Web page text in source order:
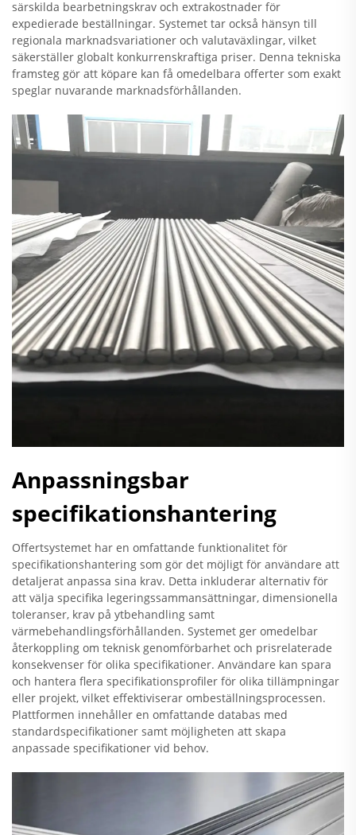
särskilda bearbetningskrav och extrakostnader för
expedierade beställningar. Systemet tar också hänsyn till
regionala marknadsvariationer och valutaväxlingar, vilket
säkerställer globalt konkurrenskraftiga priser. Denna tekniska
framsteg gör att köpare kan få omedelbara offerter som exakt
speglar nuvarande marknadsförhållanden.
Anpassningsbar
specifikationshantering
Offertsystemet har en omfattande funktionalitet för
specifikationshantering som gör det möjligt för användare att
detaljerat anpassa sina krav. Detta inkluderar alternativ för
att välja specifika legeringssammansättningar, dimensionella
toleranser, krav på ytbehandling samt
värmebehandlingsförhållanden. Systemet ger omedelbar
återkoppling om teknisk genomförbarhet och prisrelaterade
konsekvenser för olika specifikationer. Användare kan spara
och hantera flera specifikationsprofiler för olika tillämpningar
eller projekt, vilket effektiviserar ombeställningsprocessen.
Plattformen innehåller en omfattande databas med
standardspecifikationer samt möjligheten att skapa
anpassade specifikationer vid behov.